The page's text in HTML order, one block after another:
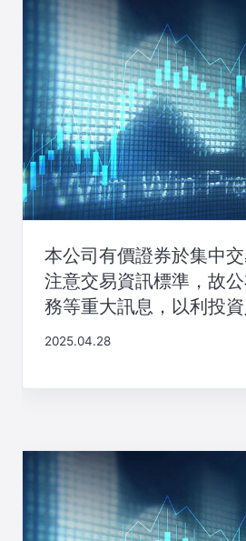
本公司有價證券於集中
注意交易資訊標準，故
務等重大訊息，以利投
2025.04.28